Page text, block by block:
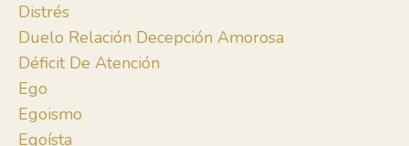
Distrés
Duelo Relación Decepción Amorosa
Déficit De Atención
Ego
Egoismo
Egoísta